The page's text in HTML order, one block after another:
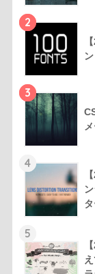
2
3
4
5